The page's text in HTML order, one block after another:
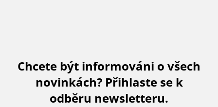
Chcete být informováni o všech
novinkách? Přihlaste se k
odběru newsletteru.